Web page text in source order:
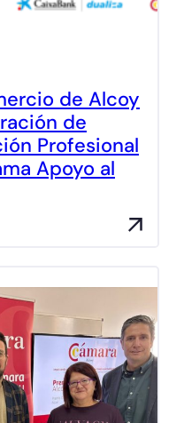
de Alcoy
de
Profesional
Apoyo al